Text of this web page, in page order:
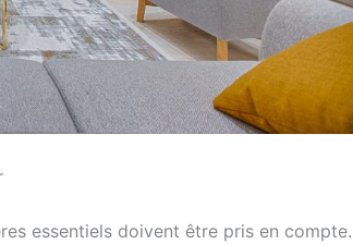
essentiels doivent être pris en compte.